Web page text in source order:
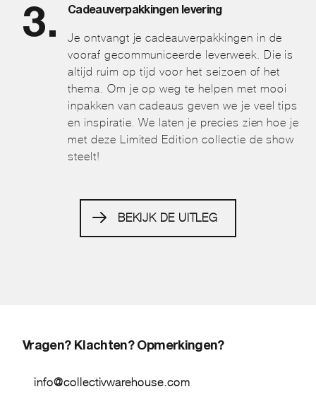
Cadeauverpakkingen levering
Je ontvangt je cadeauverpakkingen in de
vooraf gecommuniceerde leverweek. Die is
altijd ruim op tijd voor het seizoen of het
thema. Om je op weg te helpen met mooi
inpakken van cadeaus geven we je veel tips
en inspiratie. We laten je precies zien hoe je
met deze Limited Edition collectie de show
steelt!
BEKIJK DE UITLEG
Vragen? Klachten? Opmerkingen?
info@collectivwarehouse.com